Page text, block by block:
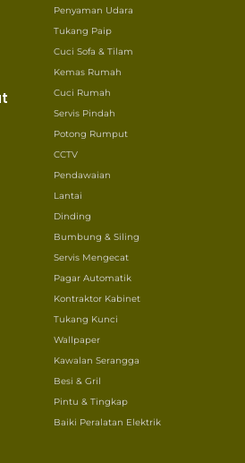
Penyaman Udara
Tukang Paip
Cuci Sofa & Tilam
Kemas Rumah
Cuci Rumah
Servis Pindah
Potong Rumput
CCTV
Pendawaian
Lantai
Dinding
Bumbung & Siling
Servis Mengecat
Pagar Automatik
Kontraktor Kabinet
Tukang Kunci
Wallpaper
Kawalan Serangga
Besi & Gril
Pintu & Tingkap
Baiki Peralatan Elektrik